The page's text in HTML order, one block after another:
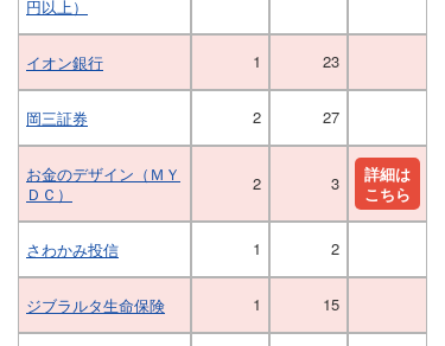
円以上）
イオン銀行 1 23
岡三証券 2 27
お金のデザイン（ＭＹ
ＤＣ）
2 3
詳細は
こちら
さわかみ投信 1 2
ジブラルタ生命保険 1 15